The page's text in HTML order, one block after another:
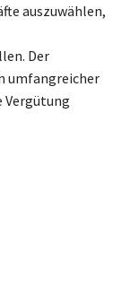
auszuwählen,
Der
umfangreicher
Vergütung